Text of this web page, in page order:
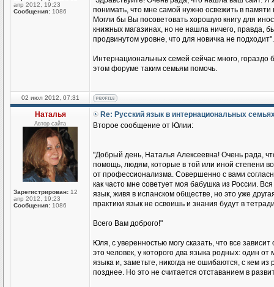
апр 2012, 19:23
Сообщения: 1086
понимать, что мне самой нужно освежить в памяти
Могли бы Вы посоветовать хорошую книгу для
книжных магазинах, но не нашла ничего, правда,
продвинутом уровне, что для новичка не подходит".
Интернациональных семей сейчас много,
этом форуме таким семьям помочь.
02 июл 2012, 07:31
Наталья
Автор сайта
Зарегистрирован: 12
апр 2012, 19:23
Сообщения: 1086
Re: Русский язык в интернациональных
Второе сообщение от Юлии:
"Добрый день, Наталья Алексеевна! Очень рада,
помощь, людям, которые в той или иной степени
от профессионализма. Совершенно с вами
как часто мне советует моя бабушка из России.
язык, живя в испанском обществе, но это уже
практики язык не освоишь и знания будут в
Всего Вам доброго!"
Юля, с уверенностью могу сказать, что все
это человек, у которого два языка родных: один
языка и, заметьте, никогда не ошибаются, с кем из
позднее. Но это не считается отставанием в